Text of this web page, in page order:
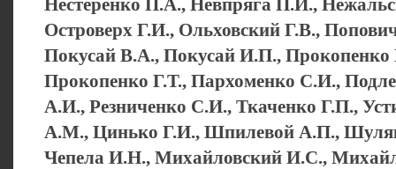
Нестеренко П.А., Невпряга П.И.,
Островерх Г.И., Ольховский Г.В.,
Покусай В.А., Покусай И.П.,
Прокопенко Г.Т., Пархоменко С.И.,
А.И., Резниченко С.И., Ткаченко Г.П.,
А.М., Цинько Г.И., Шпилевой А.П.,
Чепела И.Н., Михайловский И.С.,